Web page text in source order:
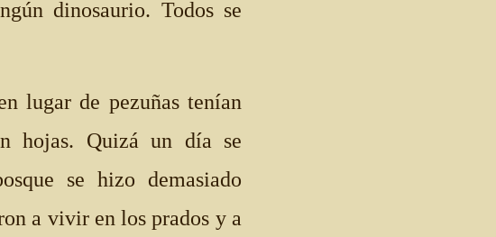
dinosaurio. Todos se
lugar de pezuñas tenían
hojas. Quizá un día se
se hizo demasiado
a vivir en los prados y a